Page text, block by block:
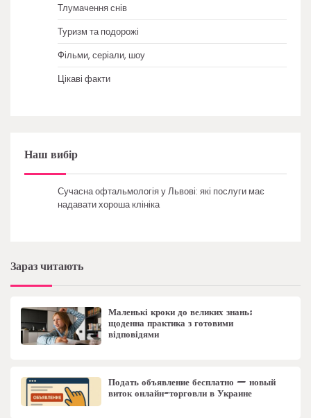
Тлумачення снів
Туризм та подорожі
Фільми, серіали, шоу
Цікаві факти
Наш вибір
Сучасна офтальмологія у Львові: які послуги має
надавати хороша клініка
Зараз читають
Маленькі кроки до великих знань:
щоденна практика з готовими
відповідями
Подать объявление бесплатно — новый
виток онлайн-торговли в Украине